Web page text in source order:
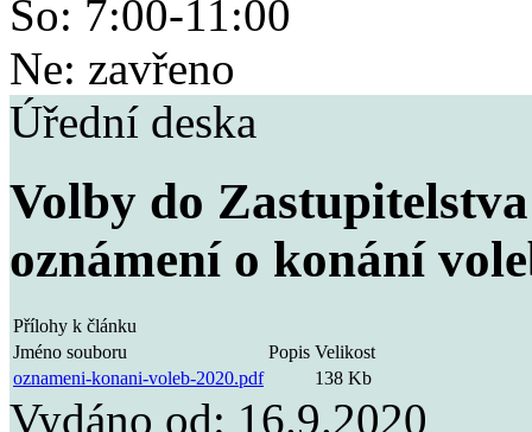
So: 7:00-11:00
Ne: zavřeno
Úřední deska
Volby do
oznámení o konání
Přílohy k článku
Jméno souboru
Popis Velikost
oznameni-konani-voleb-2020.pdf
138 Kb
Vydáno od: 16.9.2020